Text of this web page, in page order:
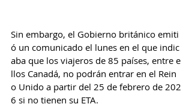
Sin embargo, el Gobierno británico emiti
ó un comunicado el lunes en el que indic
aba que los viajeros de 85 países, entre e
llos Canadá, no podrán entrar en el Rein
o Unido a partir del 25 de febrero de 202
6 si no tienen su ETA.